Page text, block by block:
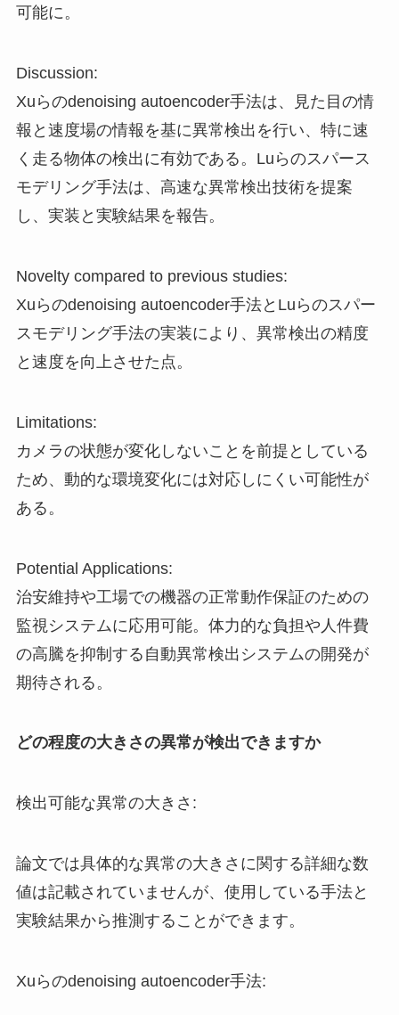
可能に。
Discussion:
Xuらのdenoising autoencoder手法は、見た目の情
報と速度場の情報を基に異常検出を行い、特に速
く走る物体の検出に有効である。Luらのスパース
モデリング手法は、高速な異常検出技術を提案
し、実装と実験結果を報告。
Novelty compared to previous studies:
Xuらのdenoising autoencoder手法とLuらのスパー
スモデリング手法の実装により、異常検出の精度
と速度を向上させた点。
Limitations:
カメラの状態が変化しないことを前提としている
ため、動的な環境変化には対応しにくい可能性が
ある。
Potential Applications:
治安維持や工場での機器の正常動作保証のための
監視システムに応用可能。体力的な負担や人件費
の高騰を抑制する自動異常検出システムの開発が
期待される。
どの程度の大きさの異常が検出できますか
検出可能な異常の大きさ:
論文では具体的な異常の大きさに関する詳細な数
値は記載されていませんが、使用している手法と
実験結果から推測することができます。
Xuらのdenoising autoencoder手法: